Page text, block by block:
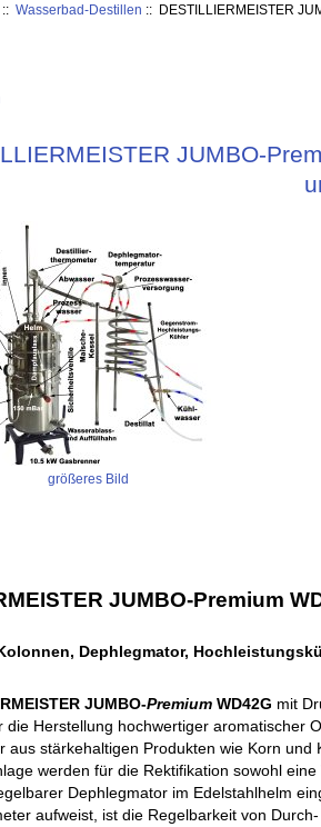
::Wasserbad-Destillen :: DESTILLIERMEISTER
JUMBO-
größeres Bild
JUMBO-Premium
Dephlegmator,
JUMBO-PremiumWD42G mit
die Herstellung hochwertiger aromatischer
aus stärkehaltigen Produkten wie Korn
werden für die Rektifikation sowohl
Dephlegmator im Edelstahlhelm
aufweist, ist die Regelbarkeit von